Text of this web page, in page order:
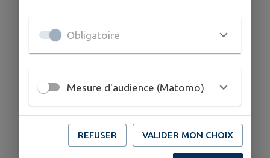
Obligatoire
Mesure d'audience (Matomo)
REFUSER VALIDER MON CHOIX